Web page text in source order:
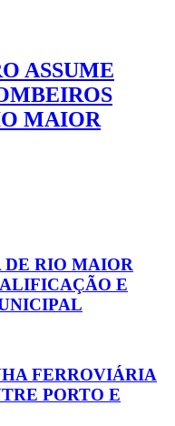
ASSUME
MAIOR
DE RIO MAIOR
E
FERROVIÁRIA
PORTO E